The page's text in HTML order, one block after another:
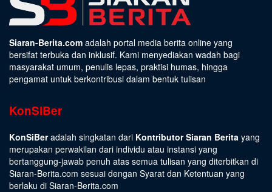
Siaran-Berita.com adalah portal media berita online yang
bersifat terbuka dan inklusif. Kami menyediakan wadah bagi
masyarakat umum, penulis lepas, praktisi humas, hingga
pengamat untuk berkontribusi dalam bentuk tulisan
KonSiBer
KonSiBeradalah singkatan dari Kontributor Siaran Berita yang
merupakan perwakilan dari individu atau instansi yang
bertanggung-jawab penuh atas semua tulisan yang diterbitkan di
Siaran-Berita.com sesuai dengan Syarat dan Ketentuan yang
berlaku di Siaran-Berita.com